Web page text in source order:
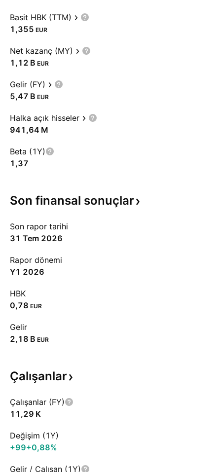
Basit HBK (TTM)
1,355 EUR
Net kazanç (MY)
‪1,12 B‬ EUR
Gelir (FY)
‪5,47 B‬ EUR
Halka açık hisseler
‪941,64 M‬
Beta (1Y)
1,37
Son finansal sonuçlar
Son rapor tarihi
31 Tem 2026
Rapor dönemi
Y1 2026
HBK
0,78 EUR
Gelir
‪2,18 B‬ EUR
Çalışanlar
Çalışanlar (FY)
‪11,29 K‬
Değişim (1Y)
+99+0,88%
Gelir / Çalışan (1Y)